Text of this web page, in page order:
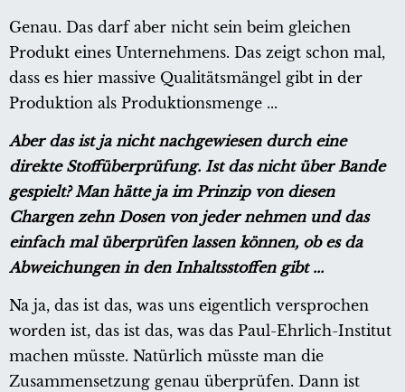
Genau. Das darf aber nicht sein beim gleichen
Produkt eines Unternehmens. Das zeigt schon mal,
dass es hier massive Qualitätsmängel gibt in der
Produktion als Produktionsmenge ...
Aber das ist ja nicht nachgewiesen durch eine
direkte Stoffüberprüfung. Ist das nicht über Bande
gespielt? Man hätte ja im Prinzip von diesen
Chargen zehn Dosen von jeder nehmen und das
einfach mal überprüfen lassen können, ob es da
Abweichungen in den Inhaltsstoffen gibt ...
Na ja, das ist das, was uns eigentlich versprochen
worden ist, das ist das, was das Paul-Ehrlich-Institut
machen müsste. Natürlich müsste man die
Zusammensetzung genau überprüfen. Dann ist